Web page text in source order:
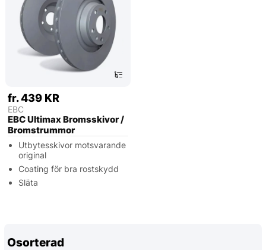
fr. 439 KR
EBC
EBC Ultimax Bromsskivor /
Bromstrummor
Utbytesskivor motsvarande
original
Coating för bra rostskydd
Släta
Osorterad